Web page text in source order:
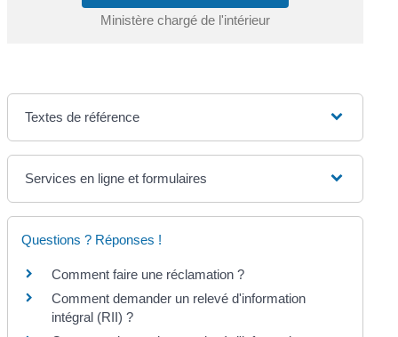
Ministère chargé de l'intérieur
Textes de référence
Services en ligne et formulaires
Questions ? Réponses !
Comment faire une réclamation ?
Comment demander un relevé d'information
intégral (RII) ?